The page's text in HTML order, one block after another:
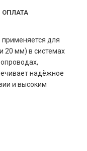
ОПЛАТА
применяется для
20 мм) в системах
надёжное
и высоким